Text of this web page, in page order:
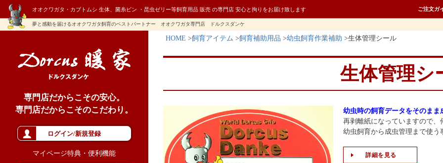
オオクワガタ・カブトムシ 生体、菌糸ビン ・昆虫ゼリー等飼育用品 販売 の専門店 安心と拘りをお届け致します ご注文ガ
夢と感動を届けるオオクワガタ飼育のベストパートナー オオクワガタ専門店 ドルクスダンケ
専門店だからこその安心。
専門店だからこそのこだわり。
ログイン/新規登録
マイページ特典・便利機能
HOME 飼育アイテム 飼育補助用品 幼虫飼育作業補助 生体管理シール
生体管理シ
幼虫時の飼育データをそのまま
再剥離紙になっていますので
幼虫飼育から成虫管理まで使う
詳細を見る